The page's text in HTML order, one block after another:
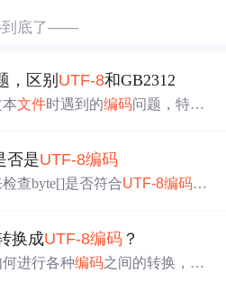
底了——
，区别 UTF-8和GB2312
本文件时遇到的编码问题，特别
的处理策略。
否是UTF-8编码
查byte[]是否符合UTF-8编码，
换成UTF-8编码 ？
何进行各种编码之间的转换，包